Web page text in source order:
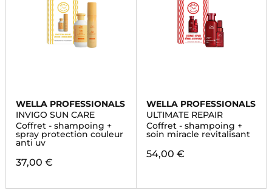
WELLA PROFESSIONALS
INVIGO SUN CARE
Coffret - shampoing +
spray protection couleur
anti uv
37,00 €
WELLA PROFESSIONALS
ULTIMATE REPAIR
Coffret - shampoing +
soin miracle revitalisant
54,00 €